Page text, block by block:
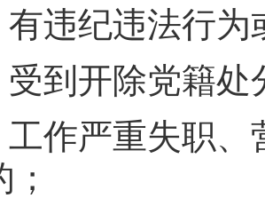
有违纪违法行
受到开除党籍
工作严重失职